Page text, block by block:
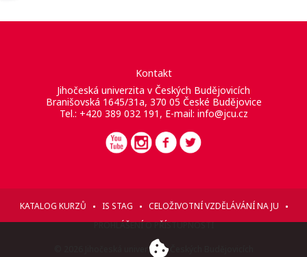
Kontakt
Jihočeská univerzita v Českých Budějovicích
Branišovská 1645/31a, 370 05 České Budějovice
Tel.: +420 389 032 191, E-mail: info@jcu.cz
KATALOG KURZŮ IS STAG
CELOŽIVOTNÍ VZDĚLÁVÁNÍ NA JU
PROHLÁŠENÍ O PŘÍSTUPNOSTI
© 2026 Jihočeská univerzita v Českých Budějovicích